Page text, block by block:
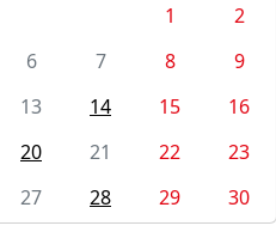
1
2
6 7 8
9
13 14 15
16
20 21 22
23
27 28 29 30